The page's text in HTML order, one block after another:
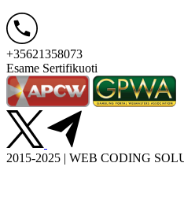
+35621358073
Esame Sertifikuoti
2015-2025 | WEB CODING